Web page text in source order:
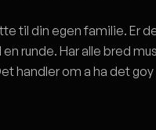
til din egen familie. Er
runde. Har alle bred
handler om a ha det